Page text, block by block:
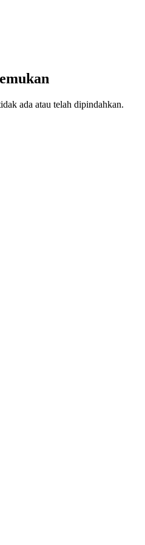
ada atau telah dipindahkan.